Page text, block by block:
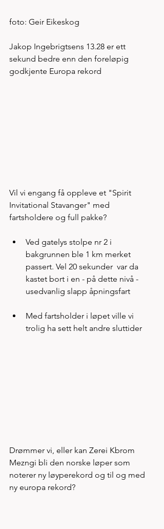
foto: Geir Eikeskog
Jakop Ingebrigtsens 13.28 er ett
sekund bedre enn den foreløpig
godkjente Europa rekord
Vil vi engang få oppleve et "Spirit
Invitational Stavanger" med
fartsholdere og full pakke?
Ved gatelys stolpe nr 2 i
bakgrunnen ble 1 km merket
passert. Vel 20 sekunder  var da
kastet bort i en - på dette nivå -
usedvanlig slapp åpningsfart
Med fartsholder i løpet ville vi
trolig ha sett helt andre sluttider
Drømmer vi, eller kan Zerei Kbrom
Mezngi bli den norske løper som
noterer ny løyperekord og til og med
ny europa rekord?